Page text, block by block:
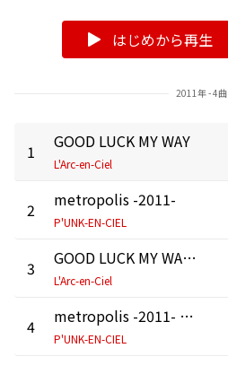
はじめから再生
2011年 - 4曲
1 GOOD LUCK MY WAY
L'Arc-en-Ciel
2 metropolis -2011-
P'UNK-EN-CIEL
3 GOOD LUCK MY WAY (hydeless version)
L'Arc-en-Ciel
4 metropolis -2011- (T.E.Z P'UNKless version)
P'UNK-EN-CIEL